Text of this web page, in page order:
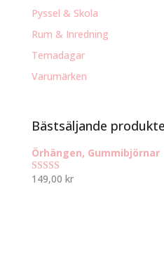
Pyssel & Skola
Rum & Inredning
Temadagar
Varumärken
Bästsäljande
Örhängen, Gummibjörnar
Betygsatt
149,00 kr